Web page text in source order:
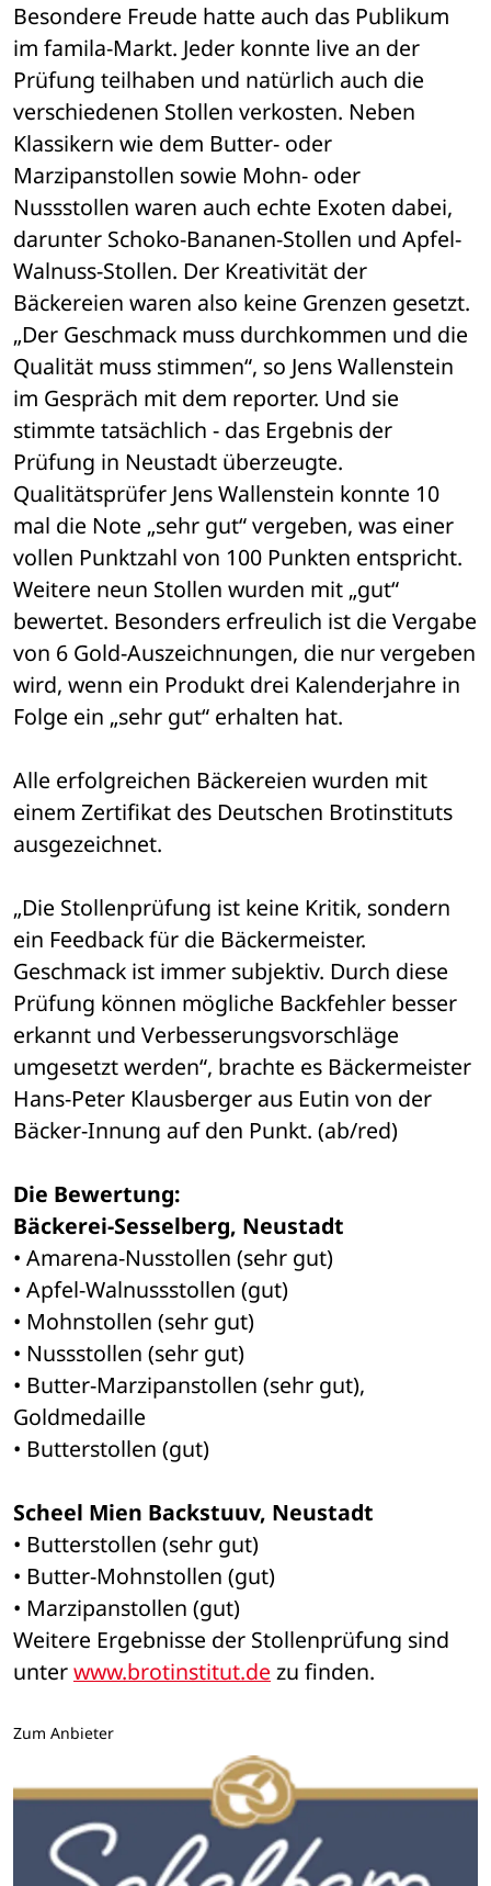
Besondere Freude hatte auch das Publikum
im famila-Markt. Jeder konnte live an der
Prüfung teilhaben und natürlich auch die
verschiedenen Stollen verkosten. Neben
Klassikern wie dem Butter- oder
Marzipanstollen sowie Mohn- oder
Nussstollen waren auch echte Exoten dabei,
darunter Schoko-Bananen-Stollen und Apfel-
Walnuss-Stollen. Der Kreativität der
Bäckereien waren also keine Grenzen gesetzt.
„Der Geschmack muss durchkommen und die
Qualität muss stimmen“, so Jens Wallenstein
im Gespräch mit dem reporter. Und sie
stimmte tatsächlich - das Ergebnis der
Prüfung in Neustadt überzeugte.
Qualitätsprüfer Jens Wallenstein konnte 10
mal die Note „sehr gut“ vergeben, was einer
vollen Punktzahl von 100 Punkten entspricht.
Weitere neun Stollen wurden mit „gut“
bewertet. Besonders erfreulich ist die Vergabe
von 6 Gold-Auszeichnungen, die nur vergeben
wird, wenn ein Produkt drei Kalenderjahre in
Folge ein „sehr gut“ erhalten hat.
Alle erfolgreichen Bäckereien wurden mit
einem Zertifikat des Deutschen Brotinstituts
ausgezeichnet.
„Die Stollenprüfung ist keine Kritik, sondern
ein Feedback für die Bäckermeister.
Geschmack ist immer subjektiv. Durch diese
Prüfung können mögliche Backfehler besser
erkannt und Verbesserungsvorschläge
umgesetzt werden“, brachte es Bäckermeister
Hans-Peter Klausberger aus Eutin von der
Bäcker-Innung auf den Punkt. (ab/red)
Die Bewertung:
Bäckerei-Sesselberg, Neustadt
• Amarena-Nusstollen (sehr gut)
• Apfel-Walnussstollen (gut)
• Mohnstollen (sehr gut)
• Nussstollen (sehr gut)
• Butter-Marzipanstollen (sehr gut),
Goldmedaille
• Butterstollen (gut)
Scheel Mien Backstuuv, Neustadt
• Butterstollen (sehr gut)
• Butter-Mohnstollen (gut)
• Marzipanstollen (gut)
Weitere Ergebnisse der Stollenprüfung sind
unter www.brotinstitut.de zu finden.
Zum Anbieter